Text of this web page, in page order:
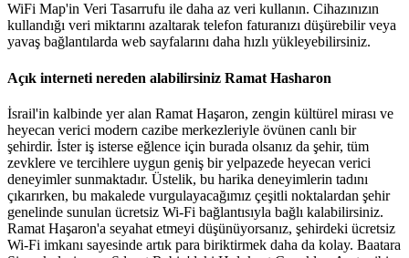
WiFi Map'in Veri Tasarrufu ile daha az veri kullanın. Cihazınızın
kullandığı veri miktarını azaltarak telefon faturanızı düşürebilir veya
yavaş bağlantılarda web sayfalarını daha hızlı yükleyebilirsiniz.
Açık interneti nereden alabilirsiniz Ramat Hasharon
İsrail'in kalbinde yer alan Ramat Haşaron, zengin kültürel mirası ve
heyecan verici modern cazibe merkezleriyle övünen canlı bir
şehirdir. İster iş isterse eğlence için burada olsanız da şehir, tüm
zevklere ve tercihlere uygun geniş bir yelpazede heyecan verici
deneyimler sunmaktadır. Üstelik, bu harika deneyimlerin tadını
çıkarırken, bu makalede vurgulayacağımız çeşitli noktalardan şehir
genelinde sunulan ücretsiz Wi-Fi bağlantısıyla bağlı kalabilirsiniz.
Ramat Haşaron'a seyahat etmeyi düşünüyorsanız, şehirdeki ücretsiz
Wi-Fi imkanı sayesinde artık para biriktirmek daha da kolay. Baatara